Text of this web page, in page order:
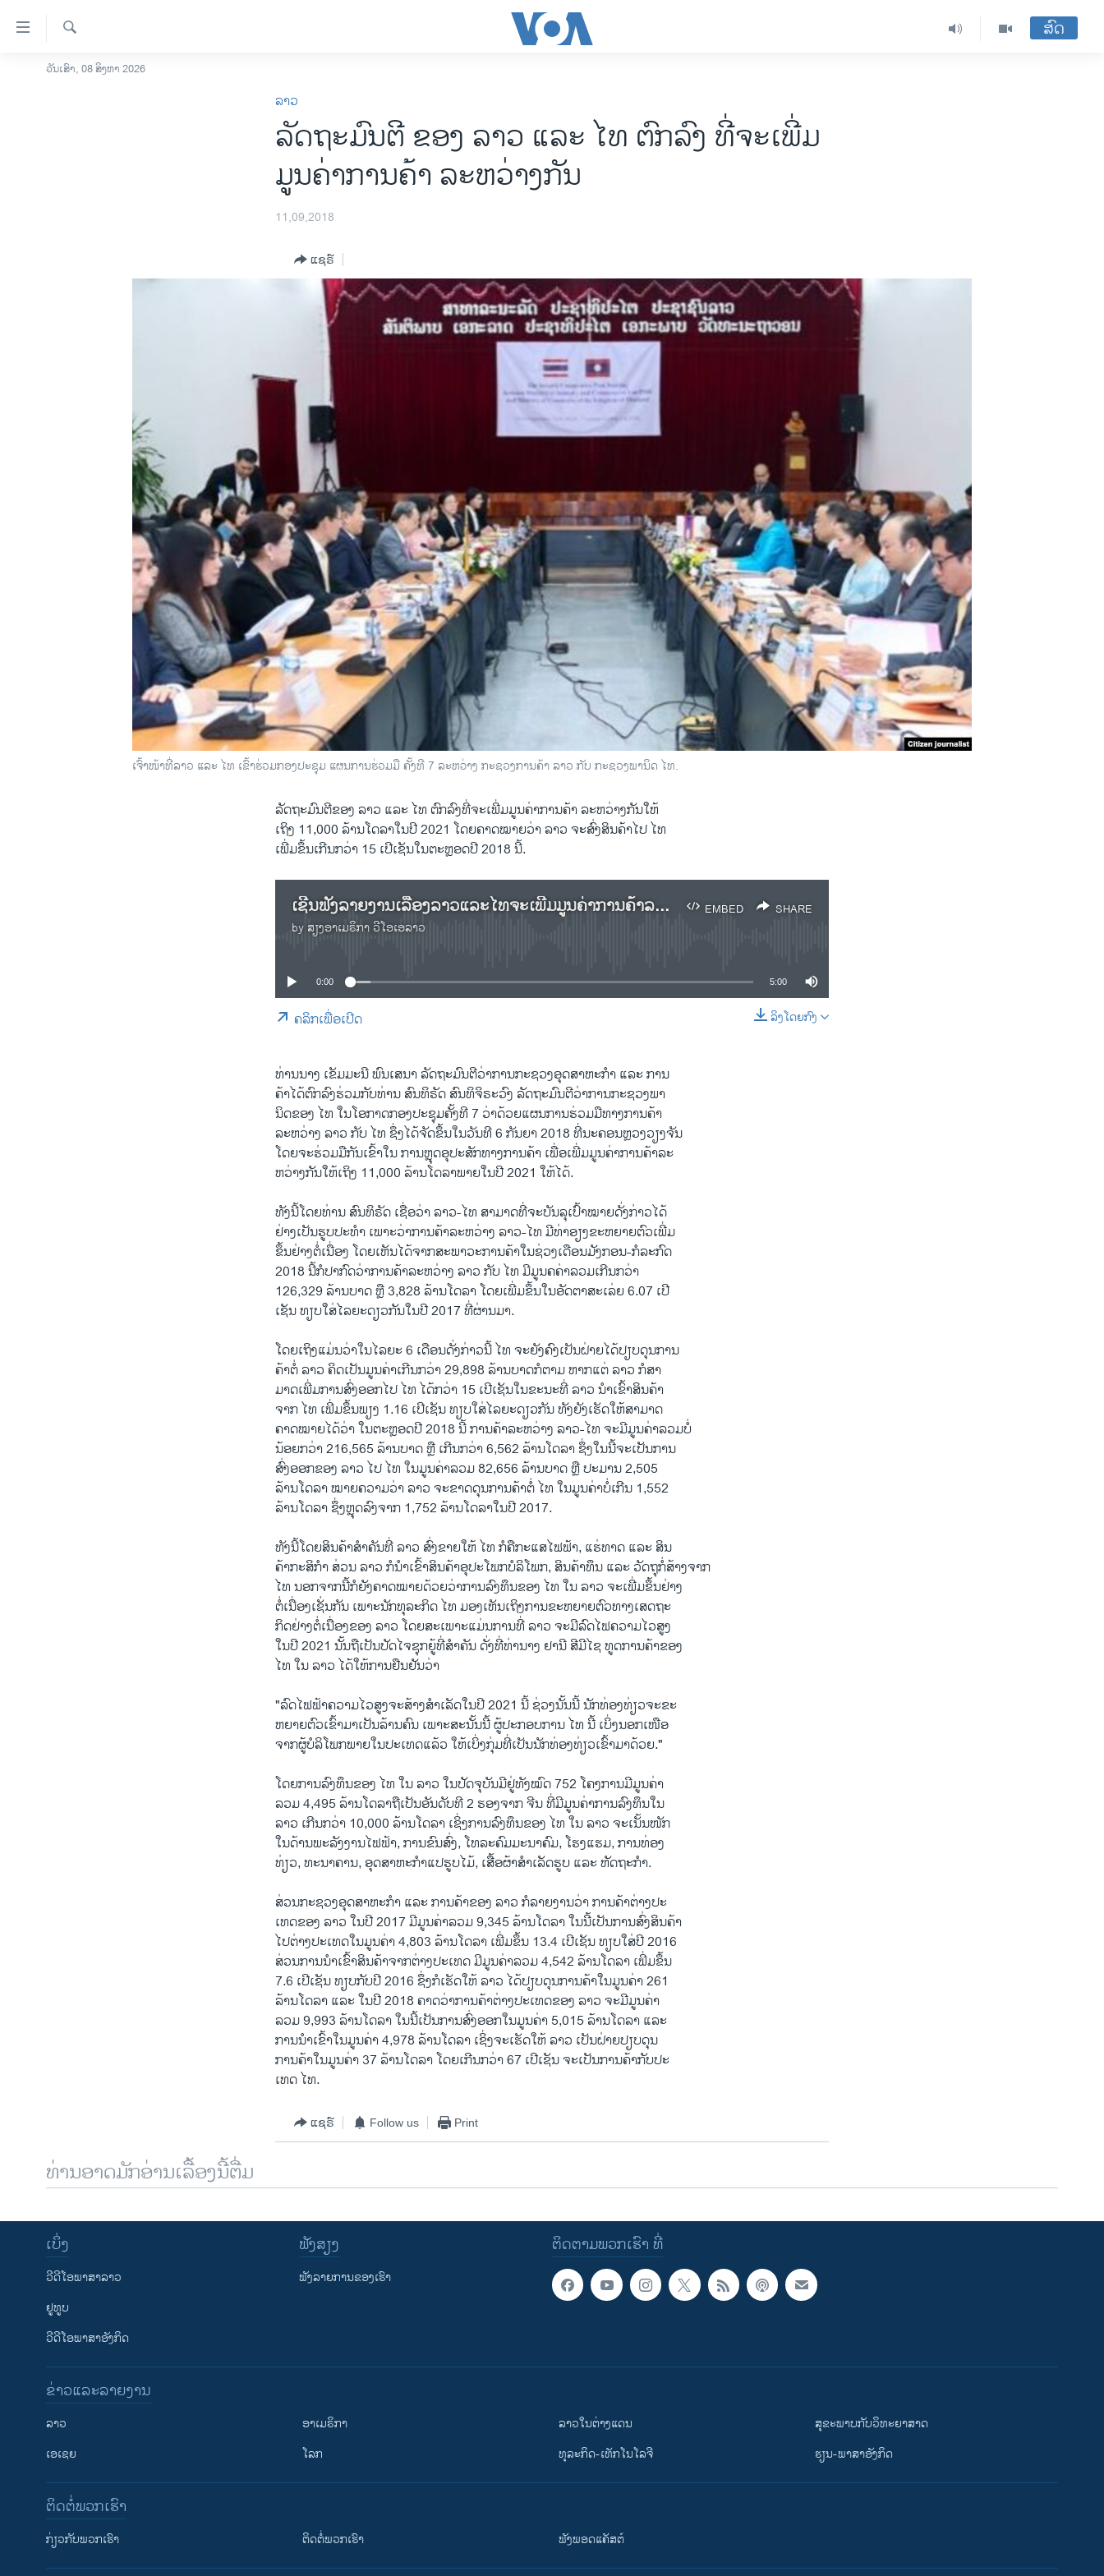
ລິ້ງ
ສຳຫລັບ
ໂຮມເພຈ
ຄົ້ນຫາ
ສົດ
ວັນເສົາ, 08 ສິງຫາ 2026
ລາວ
ລັດຖະມົນຕີ ຂອງ ລາວ ແລະ ໄທ ຕົກລົງ ທີ່ຈະເພີ່ມ
ມູນຄ່າການຄ້າ ລະຫວ່າງກັນ
11,09,2018
ແຊຣ໌
ເຈົ້າໜ້າທີ່ລາວ ແລະ ໄທ ເຂົ້າຮ່ວມກອງປະຊຸມ ແຜນການຮ່ວມມື ຄັ້ງທີ 7 ລະຫວ່າງ ກະຊວງການຄ້າ ລາວ ກັບ ກະຊວງພານິດ ໄທ.
ລັດຖະມົນຕີຂອງ ລາວ ແລະ ໄທ ຕົກລົງທີ່ຈະເພີ່ມມູນຄ່າການຄ້າ ລະຫວ່າງກັນໃຫ້
ເຖິງ 11,000 ລ້ານໂດລາໃນປີ 2021 ໂດຍຄາດໝາຍວ່າ ລາວ ຈະສົ່ງສິນຄ້າໄປ ໄທ
ເພີ່ມຂຶ້ນເກີນກວ່າ 15 ເປີເຊັນໃນຕະຫຼອດປີ 2018 ນີ້.
EMBED SHARE
ເຊີນຟັງລາຍງານເລື້ອງລາວແລະໄທຈະເພີ້ມມູນຄ່າການຄ້າລະຫວ່າງກັນ ຂຶ້ນເຖິງ 11 ຕື້ໂດລາ ໃນ 2021
by ສຽງອາເມຣິກາ ວີໂອເອລາວ
SHARE
0:00 5:00
ລິງໂດຍກົງ
ຄລິກເພື່ອເປີດ
ທ່ານນາງ ເຂັມມະນີ ພົນເສນາ ລັດຖະມົນຕີວ່າການກະຊວງອຸດສາຫະກຳ ແລະ ການ
ຄ້າໄດ້ຕົກລົງຮ່ວມກັບທ່ານ ສົນທິຣັດ ສົນທິຈິຣະວົງ ລັດຖະມົນຕີວ່າການກະຊວງພາ
ນິດຂອງ ໄທ ໃນໂອກາດກອງປະຊຸມຄັ້ງທີ 7 ວ່າດ້ວຍແຜນການຮ່ວມມືທາງການຄ້າ
ລະຫວ່າງ ລາວ ກັບ ໄທ ຊຶ່ງໄດ້ຈັດຂຶ້ນໃນວັນທີ 6 ກັນຍາ 2018 ທີ່ນະຄອນຫຼວງວຽງຈັນ
ໂດຍຈະຮ່ວມມືກັນເຂົ້າໃນ ການຫຼຸດອຸປະສັກທາງການຄ້າ ເພື່ອເພີ່ມມູນຄ່າການຄ້າລະ
ຫວ່າງກັນໃຫ້ເຖິງ 11,000 ລ້ານໂດລາພາຍໃນປີ 2021 ໃຫ້ໄດ້.
ທັງນີ້ໂດຍທ່ານ ສົນທິຣັດ ເຊື່ອວ່າ ລາວ-ໄທ ສາມາດທີ່ຈະບັນລຸເປົ້າໝາຍດັ່ງກ່າວໄດ້
ຢ່າງເປັນຮູບປະທຳ ເພາະວ່າການຄ້າລະຫວ່າງ ລາວ-ໄທ ມີທ່າອຽງຂະຫຍາຍຕົວເພີ່ມ
ຂຶ້ນຢ່າງຕໍ່ເນື່ອງ ໂດຍເຫັນໄດ້ຈາກສະພາວະການຄ້າໃນຊ່ວງເດືອນມັງກອນ-ກໍລະກົດ
2018 ນີ້ກໍປາກົດວ່າການຄ້າລະຫວ່າງ ລາວ ກັບ ໄທ ມີມູນຄຄ່າລວມເກີນກວ່າ
126,329 ລ້ານບາດ ຫຼື 3,828 ລ້ານໂດລາ ໂດຍເພີ່ມຂຶ້ນໃນອັດຕາສະເລ່ຍ 6.07 ເປີ
ເຊັນ ທຽບໃສ່ໄລຍະດຽວກັນໃນປີ 2017 ທີ່ຜ່ານມາ.
ໂດຍເຖິງແມ່ນວ່າໃນໄລຍະ 6 ເດືອນດັ່ງກ່າວນີ້ ໄທ ຈະຍັງຄົງເປັນຝ່າຍໄດ້ປຽບດຸນການ
ຄ້າຕໍ່ ລາວ ຄິດເປັນມູນຄ່າເກີນກວ່າ 29,898 ລ້ານບາດກໍຕາມ ຫາກແຕ່ ລາວ ກໍສາ
ມາດເພີ່ມການສົ່ງອອກໄປ ໄທ ໄດ້ກວ່າ 15 ເປີເຊັນໃນຂະນະທີ່ ລາວ ນຳເຂົ້າສິນຄ້າ
ຈາກ ໄທ ເພີ່ມຂຶ້ນພຽງ 1.16 ເປີເຊັນ ທຽບໃສ່ໄລຍະດຽວກັນ ທັງຍັງເຮັດໃຫ້ສາມາດ
ຄາດໝາຍໄດ້ວ່າ ໃນຕະຫຼອດປີ 2018 ນີ້ ການຄ້າລະຫວ່າງ ລາວ-ໄທ ຈະມີມູນຄ່າລວມບໍ່
ນ້ອຍກວ່າ 216,565 ລ້ານບາດ ຫຼື ເກີນກວ່າ 6,562 ລ້ານໂດລາ ຊຶ່ງໃນນີ້ຈະເປັນການ
ສົ່ງອອກຂອງ ລາວ ໄປ ໄທ ໃນມູນຄ່າລວມ 82,656 ລ້ານບາດ ຫຼື ປະມານ 2,505
ລ້ານໂດລາ ໝາຍຄວາມວ່າ ລາວ ຈະຂາດດຸນການຄ້າຕໍ່ ໄທ ໃນມູນຄ່າບໍ່ເກີນ 1,552
ລ້ານໂດລາ ຊຶ່ງຫຼຸດລົງຈາກ 1,752 ລ້ານໂດລາໃນປີ 2017.
ທັງນີ້ໂດຍສິນຄ້າສຳຄັນທີ່ ລາວ ສົ່ງຂາຍໃຫ້ ໄທ ກໍຄືກະແສໄຟຟ້າ, ແຮ່ທາດ ແລະ ສິນ
ຄ້າກະສິກຳ ສ່ວນ ລາວ ກໍນຳເຂົ້າສິນຄ້າອຸປະໂພກບໍລິໂພກ, ສິນຄ້າທຶນ ແລະ ວັດຖຸກໍ່ສ້າງຈາກ
ໄທ ນອກຈາກນີ້ກໍຍັງຄາດໝາຍດ້ວຍວ່າການລົງທຶນຂອງ ໄທ ໃນ ລາວ ຈະເພີ່ມຂຶ້ນຢ່າງ
ຕໍ່ເນື່ອງເຊັ່ນກັນ ເພາະນັກທຸລະກິດ ໄທ ມອງເຫັນເຖິງການຂະຫຍາຍຕົວທາງເສດຖະ
ກິດຢ່າງຕໍ່ເນື່ອງຂອງ ລາວ ໂດຍສະເພາະແມ່ນການທີ່ ລາວ ຈະມີລົດໄຟຄວາມໄວສູງ
ໃນປີ 2021 ນັ້ນຖືເປັນປັດໄຈຊຸກຍູ້ທີ່ສຳຄັນ ດັ່ງທີ່ທ່ານາງ ຢານີ ສີມີໄຊ ທູດການຄ້າຂອງ
ໄທ ໃນ ລາວ ໄດ້ໃຫ້ການຢືນຢັນວ່າ
"ລົດໄຟຟ້າຄວາມໄວສູງຈະສ້າງສຳເລັດໃນປີ 2021 ນີ້ ຊ່ວງນັ້ນນີ້ ນັກທ່ອງທ່ຽວຈະຂະ
ຫຍາຍຕົວເຂົ້າມາເປັນລ້ານຄົນ ເພາະສະນັ້ນນີ້ ຜູ້ປະກອບການ ໄທ ນີ້ ເບິ່ງນອກເໜືອ
ຈາກຜູ້ບໍລິໂພກພາຍໃນປະເທດແລ້ວ ໃຫ້ເບິ່ງກຸ່ມທີ່ເປັນນັກທ່ອງທ່ຽວເຂົ້າມາດ້ວຍ."
ໂດຍການລົງທຶນຂອງ ໄທ ໃນ ລາວ ໃນປັດຈຸບັນມີຢູ່ທັງໝົດ 752 ໂຄງການມີມູນຄ່າ
ລວມ 4,495 ລ້ານໂດລາຖືເປັນອັນດັບທີ 2 ຮອງຈາກ ຈີນ ທີ່ມີມູນຄ່າການລົງທຶນໃນ
ລາວ ເກີນກວ່າ 10,000 ລ້ານໂດລາ ເຊິ່ງການລົງທຶນຂອງ ໄທ ໃນ ລາວ ຈະເນັ້ນໜັກ
ໃນດ້ານພະລັງງານໄຟຟ້າ, ການຂົນສົ່ງ, ໂທລະຄົມມະນາຄົມ, ໂຮງແຮມ, ການທ່ອງ
ທ່ຽວ, ທະນາຄານ, ອຸດສາຫະກຳແປຮູບໄມ້, ເສື້ອຜ້າສຳເລັດຮູບ ແລະ ຫັດຖະກຳ.
ສ່ວນກະຊວງອຸດສາຫະກຳ ແລະ ການຄ້າຂອງ ລາວ ກໍລາຍງານວ່າ ການຄ້າຕ່າງປະ
ເທດຂອງ ລາວ ໃນປີ 2017 ມີມູນຄ່າລວມ 9,345 ລ້ານໂດລາ ໃນນີ້ເປັນການສົ່ງສິນຄ້າ
ໄປຕ່າງປະເທດໃນມູນຄ່າ 4,803 ລ້ານໂດລາ ເພີ່ມຂຶ້ນ 13.4 ເປີເຊັນ ທຽບໃສ່ປີ 2016
ສ່ວນການນຳເຂົ້າສິນຄ້າຈາກຕ່າງປະເທດ ມີມູນຄ່າລວມ 4,542 ລ້ານໂດລາ ເພີ່ມຂຶ້ນ
7.6 ເປີເຊັນ ທຽບກັບປີ 2016 ຊຶ່ງກໍເຮັດໃຫ້ ລາວ ໄດ້ປຽບດຸນການຄ້າໃນມູນຄ່າ 261
ລ້ານໂດລາ ແລະ ໃນປີ 2018 ຄາດວ່າການຄ້າຕ່າງປະເທດຂອງ ລາວ ຈະມີມູນຄ່າ
ລວມ 9,993 ລ້ານໂດລາ ໃນນີ້ເປັນການສົ່ງອອກໃນມູນຄ່າ 5,015 ລ້ານໂດລາ ແລະ
ການນຳເຂົ້າໃນມູນຄ່າ 4,978 ລ້ານໂດລາ ເຊິ່ງຈະເຮັດໃຫ້ ລາວ ເປັນຝ່າຍປຽບດຸນ
ການຄ້າໃນມູນຄ່າ 37 ລ້ານໂດລາ ໂດຍເກີນກວ່າ 67 ເປີເຊັນ ຈະເປັນການຄ້າກັບປະ
ເທດ ໄທ.
ແຊຣ໌ Follow us Print
ທ່ານອາດມັກອ່ານເລື້ອງນີ້ຕື່ມ
ຕິດຕາມພວກເຮົາ ທີ່
ເບິ່ງ
ວີດີໂອພາສາລາວ
ຢູທູບ
ວີດີໂອພາສາອັງກິດ
ຟັງສຽງ
ຟັງລາຍການຂອງເຮົາ
ຂ່າວແລະລາຍງານ
ລາວ
ເອເຊຍ
ອາເມຣິກາ
ໂລກ
ລາວໃນຕ່າງແດນ
ທຸລະກິດ-ເທັກໂນໂລຈີ
ສຸຂະພາບກັບວິທະຍາສາດ
ຮຽນ-ພາສາອັງກິດ
ຕິດຕໍ່ພວກເຮົາ
ກ່ຽວກັບພວກເຮົາ ຕິດຕໍ່ພວກເຮົາ ຟັງພອດແຄັສຕ໌